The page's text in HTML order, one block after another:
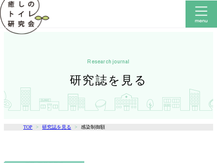
研究誌を見る
research journal
TOP 研究誌を見る 感染制御額